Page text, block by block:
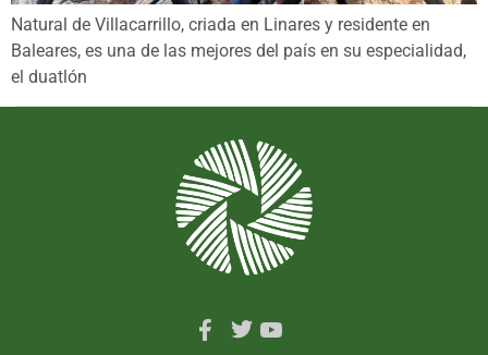
Natural de Villacarrillo, criada en Linares y residente en
Baleares, es una de las mejores del país en su especialidad,
el duatlón